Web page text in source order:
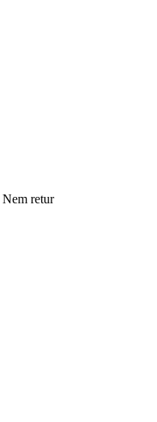
Nem retur